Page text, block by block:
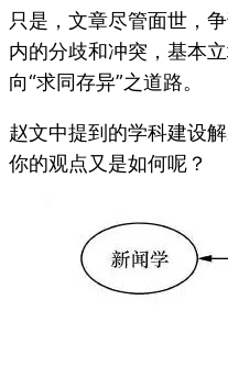
只是，文章尽管面世，
内的分歧和冲突，基本
向“求同存异”之道路。
赵文中提到的学科建设
你的观点又是如何呢？